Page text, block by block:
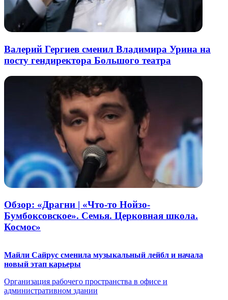
Валерий Гергиев сменил Владимира Урина на
посту гендиректора Большого театра
Обзор: «Драгни | «Что-то Нойзо-
Бумбоксовское». Семья. Церковная школа.
Космос»
Майли Сайрус сменила музыкальный лейбл и начала
новый этап карьеры
Организация рабочего пространства в офисе и
административном здании